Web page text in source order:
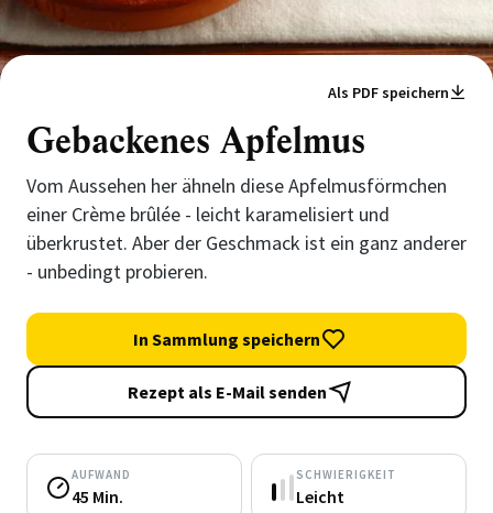
Als PDF speichern
Gebackenes Apfelmus
Vom Aussehen her ähneln diese Apfelmusförmchen
einer Crème brûlée - leicht karamelisiert und
überkrustet. Aber der Geschmack ist ein ganz anderer
- unbedingt probieren.
In Sammlung speichern
Rezept als E-Mail senden
AUFWAND
45 Min.
SCHWIERIGKEIT
Leicht